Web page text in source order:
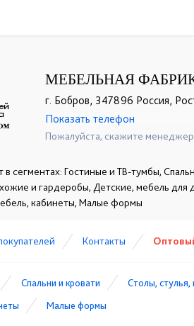
МЕБЕЛЬНАЯ
г. Бобров, 347896 Россия,
☎+7 (928) 229-52-42
Показать телефон
Пожалуйста, скажите
сегментах: Гостиные и ТВ-тумбы,
и гардеробы, Детские, мебель
кабинеты, Малые формы
Контакты
Спальни и кровати Столы, стулья,
Малые формы